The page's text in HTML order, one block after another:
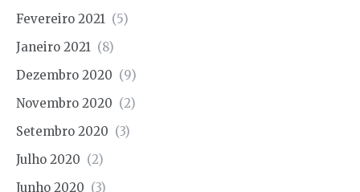
Fevereiro 2021 (5)
Janeiro 2021 (8)
Dezembro 2020 (9)
Novembro 2020 (2)
Setembro 2020 (3)
Julho 2020 (2)
Junho 2020 (3)